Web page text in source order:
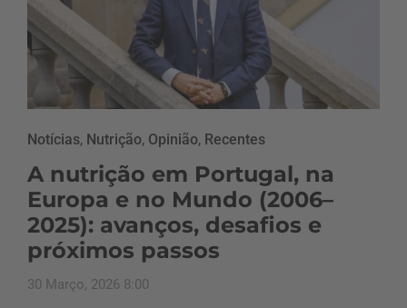
Notícias, Nutrição, Opinião, Recentes
A nutrição em Portugal, na
Europa e no Mundo (2006–
2025): avanços, desafios e
próximos passos
30 Março, 2026 8:00